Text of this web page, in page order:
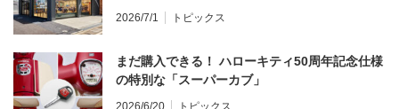
2026/7/1 トピックス
まだ購入できる！ ハローキティ50周年記念仕様
の特別な「スーパーカブ」
2026/6/20 トピックス